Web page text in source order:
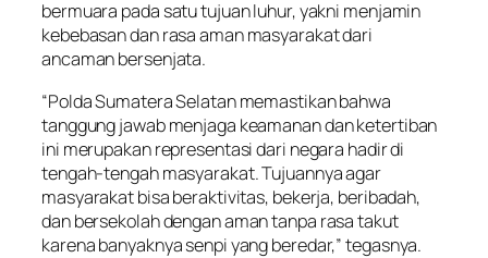
bermuara pada satu tujuan luhur, yakni menjamin
kebebasan dan rasa aman masyarakat dari
ancaman bersenjata.
“Polda Sumatera Selatan memastikan bahwa
tanggung jawab menjaga keamanan dan ketertiban
ini merupakan representasi dari negara hadir di
tengah-tengah masyarakat. Tujuannya agar
masyarakat bisa beraktivitas, bekerja, beribadah,
dan bersekolah dengan aman tanpa rasa takut
karena banyaknya senpi yang beredar,” tegasnya.